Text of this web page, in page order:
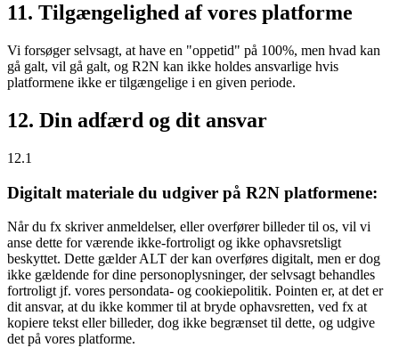
11. Tilgængelighed af vores platforme
Vi forsøger selvsagt, at have en "oppetid" på 100%, men hvad kan
gå galt, vil gå galt, og R2N kan ikke holdes ansvarlige hvis
platformene ikke er tilgængelige i en given periode.
12. Din adfærd og dit ansvar
12.1
Digitalt materiale du udgiver på R2N platformene:
Når du fx skriver anmeldelser, eller overfører billeder til os, vil vi
anse dette for værende ikke-fortroligt og ikke ophavsretsligt
beskyttet. Dette gælder ALT der kan overføres digitalt, men er dog
ikke gældende for dine personoplysninger, der selvsagt behandles
fortroligt jf. vores persondata- og cookiepolitik. Pointen er, at det er
dit ansvar, at du ikke kommer til at bryde ophavsretten, ved fx at
kopiere tekst eller billeder, dog ikke begrænset til dette, og udgive
det på vores platforme.